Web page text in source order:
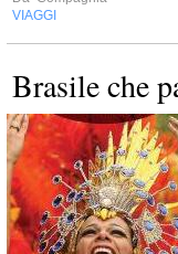
VIAGGI
Brasile che